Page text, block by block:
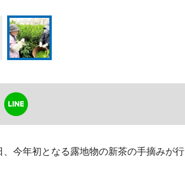
今年初となる露地物の新茶の手摘みが行